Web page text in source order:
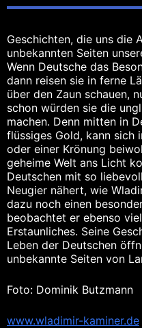
Geschichten, die uns die
unbekannten Seiten
Wenn Deutsche das
dann reisen sie in ferne
über den Zaun schauen,
schon würden sie die
machen. Denn mitten in
flüssiges Gold, kann sich
oder einer Krönung
geheime Welt ans Licht
Deutschen mit so
Neugier nähert, wie
dazu noch einen
beobachtet er ebenso
Erstaunliches. Seine
Leben der Deutschen
unbekannte Seiten von
Foto: Dominik Butzmann
www.wladimir-kaminer.de